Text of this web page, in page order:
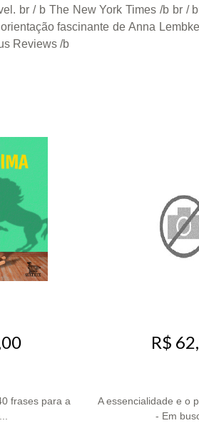
br / b The New York Times /b br /
fascinante de Anna
Reviews /b
frases para a
R$
A essencialidade e o
- Em